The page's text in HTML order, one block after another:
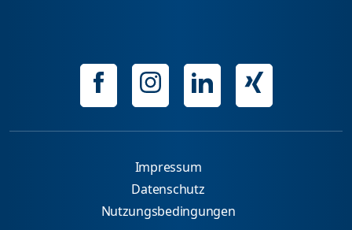
Impressum
Datenschutz
Nutzungsbedingungen